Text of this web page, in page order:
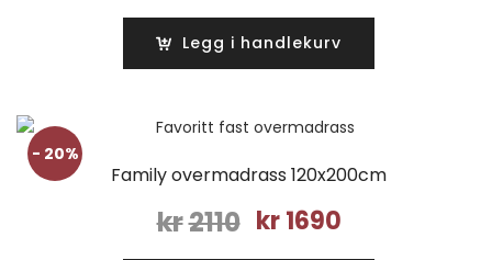
var:
kr1360. kr1090.
Legg i handlekurv
- 20%
Family overmadrass 120x200cm
kr2110
Opprinnelig
kr 1690Nåværende